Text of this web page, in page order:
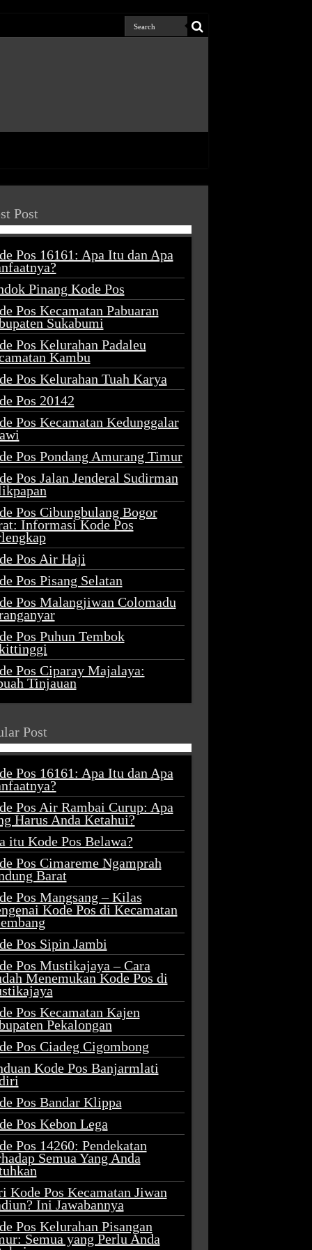
Post
Pos 16161: Apa Itu dan Apa
Pinang Kode Pos
Pos Kecamatan Pabuaran
Sukabumi
Pos Kelurahan Padaleu
Kambu
Pos Kelurahan Tuah Karya
Pos 20142
Pos Kecamatan Kedunggalar
Pos Pondang Amurang Timur
Pos Jalan Jenderal Sudirman
Pos Cibungbulang Bogor
Informasi Kode Pos
Pos Air Haji
Pos Pisang Selatan
Pos Malangjiwan Colomadu
Pos Puhun Tembok
Pos Ciparay Majalaya:
Tinjauan
Post
Pos 16161: Apa Itu dan Apa
Pos Air Rambai Curup: Apa
Harus Anda Ketahui?
itu Kode Pos Belawa?
Pos Cimareme Ngamprah
Barat
Pos Mangsang – Kilas
Kode Pos di Kecamatan
Pos Sipin Jambi
Pos Mustikajaya – Cara
Menemukan Kode Pos di
Pos Kecamatan Kajen
Pekalongan
Pos Ciadeg Cigombong
Kode Pos Banjarmlati
Pos Bandar Klippa
Pos Kebon Lega
Pos 14260: Pendekatan
Semua Yang Anda
Kode Pos Kecamatan Jiwan
Ini Jawabannya
Pos Kelurahan Pisangan
Semua yang Perlu Anda